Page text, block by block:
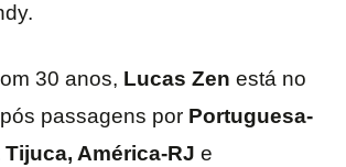
30 anos, Lucas Zen está no
passagens por Portuguesa-
Tijuca, América-RJ e